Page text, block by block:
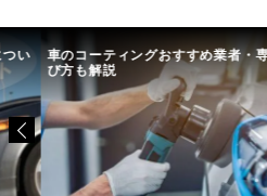
い 車のコーティングおすすめ業者・
び方も解説